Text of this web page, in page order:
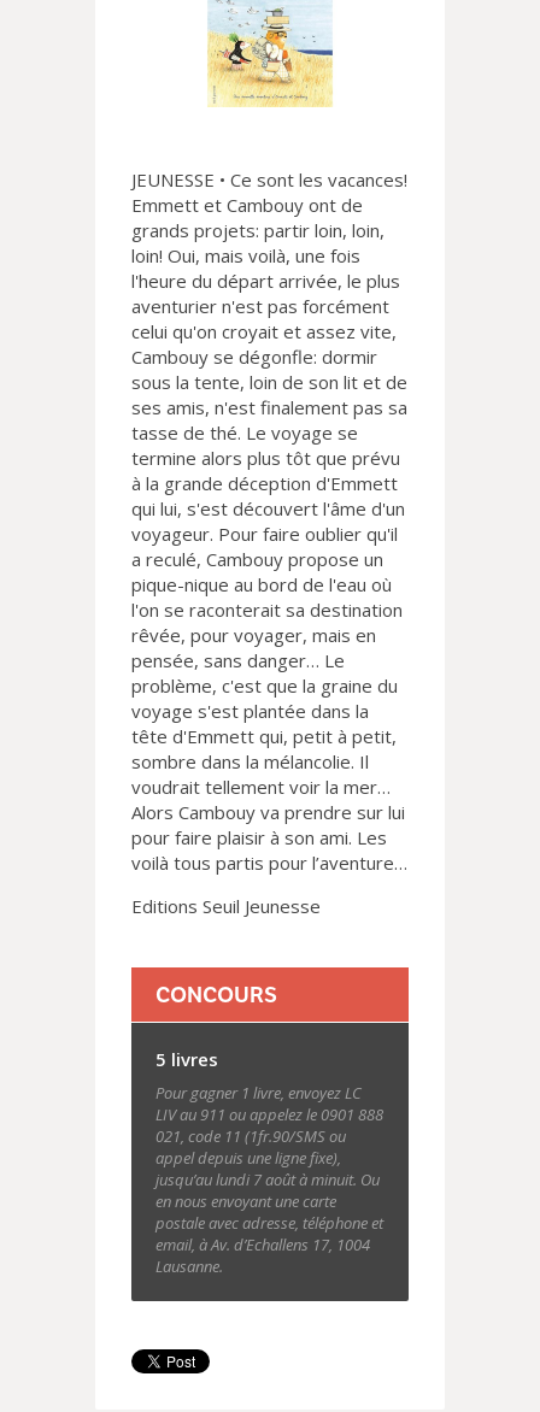
JEUNESSE • Ce sont les vacances!
Emmett et Cambouy ont de
grands projets: partir loin, loin,
loin! Oui, mais voilà, une fois
l'heure du départ arrivée, le plus
aventurier n'est pas forcément
celui qu'on croyait et assez vite,
Cambouy se dégonfle: dormir
sous la tente, loin de son lit et de
ses amis, n'est finalement pas sa
tasse de thé. Le voyage se
termine alors plus tôt que prévu
à la grande déception d'Emmett
qui lui, s'est découvert l'âme d'un
voyageur. Pour faire oublier qu'il
a reculé, Cambouy propose un
pique-nique au bord de l'eau où
l'on se raconterait sa destination
rêvée, pour voyager, mais en
pensée, sans danger… Le
problème, c'est que la graine du
voyage s'est plantée dans la
tête d'Emmett qui, petit à petit,
sombre dans la mélancolie. Il
voudrait tellement voir la mer…
Alors Cambouy va prendre sur lui
pour faire plaisir à son ami. Les
voilà tous partis pour l’aventure…
Editions Seuil Jeunesse
CONCOURS
5 livres
Pour gagner 1 livre, envoyez LC
LIV au 911 ou appelez le 0901 888
021, code 11 (1fr.90/SMS ou
appel depuis une ligne fixe),
jusqu’au lundi 7 août à minuit. Ou
en nous envoyant une carte
postale avec adresse, téléphone et
email, à Av. d’Echallens 17, 1004
Lausanne.